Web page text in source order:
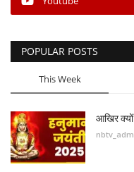
मनोरंजन
Gallery
सोशल मीडिया
खेल-खिलाड़ी
विज्ञान -तकनीक
POPULAR POSTS
This Week
आखिर क्यों